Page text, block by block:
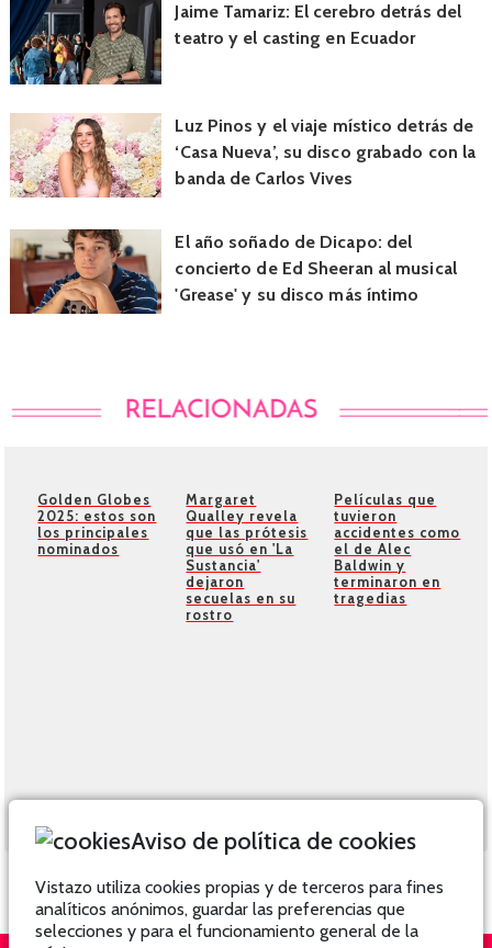
Jaime Tamariz: El cerebro detrás del
teatro y el casting en Ecuador
Luz Pinos y el viaje místico detrás de
‘Casa Nueva’, su disco grabado con la
banda de Carlos Vives
El año soñado de Dicapo: del
concierto de Ed Sheeran al musical
'Grease' y su disco más íntimo
Golden Globes
2025: estos son
los principales
nominados
Margaret
Qualley revela
que las prótesis
que usó en 'La
Sustancia'
dejaron
secuelas en su
rostro
Películas que
tuvieron
accidentes como
el de Alec
Baldwin y
terminaron en
tragedias
Aviso de política de cookies
Vistazo utiliza cookies propias y de terceros para fines
analíticos anónimos, guardar las preferencias que
selecciones y para el funcionamiento general de la